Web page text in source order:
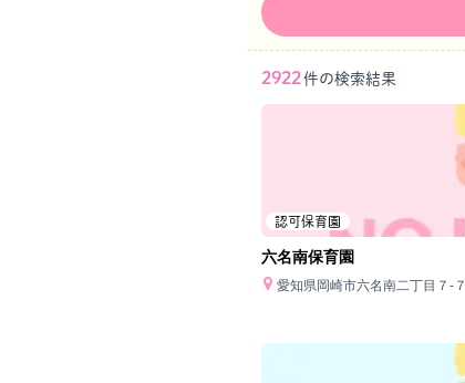
2922件の検索結果
認可保育園
六名南保育園
愛知県岡崎市六名南二丁目７‐７